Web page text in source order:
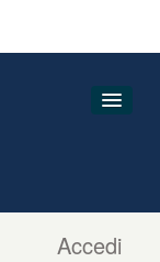
Accedi